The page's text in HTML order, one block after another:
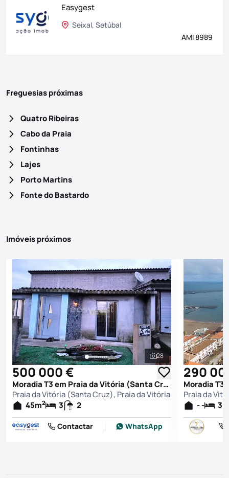
Easygest
Seixal, Setúbal
AMI 8989
Freguesias próximas
Quatro Ribeiras
Cabo da Praia
Fontinhas
Lajes
Porto Martins
Fonte do Bastardo
Imóveis próximos
Ver todas as
28
500 000 €
Moradia T3 em Praia da Vitória (Santa Cruz), Praia da Vitória
Praia da Vitória (Santa Cruz), Praia da Vitória
45m2 3 2
Contactar WhatsApp
290
Praia da
- -
3